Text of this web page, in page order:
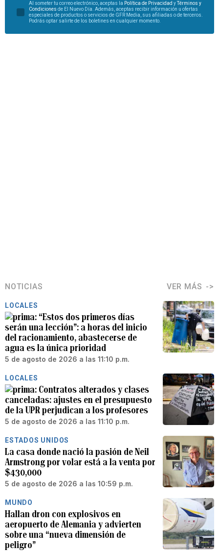
Al someter tu correo electrónico, aceptas la Política de Privacidad yTérminos y
Condiciones de El Nuevo Día. Además, aceptas recibir información u ofertas
especiales de productos o servicios de GFR Media, sus afiliadas o de terceros.
Podrás optar salirte de los boletines en cualquier momento.
NOTICIAS VER MÁS
LOCALES
“Estos dos primeros días
serán una lección”: a horas del inicio
del racionamiento, abastecerse de
agua es la única prioridad
5 de agosto de 2026 a las 11:10 p.m.
LOCALES
Contratos alterados y clases
canceladas: ajustes en el presupuesto
de la UPR perjudican a los profesores
5 de agosto de 2026 a las 11:10 p.m.
ESTADOS UNIDOS
La casa donde nació la pasión de Neil
Armstrong por volar está a la venta por
$430,000
5 de agosto de 2026 a las 10:59 p.m.
MUNDO
Hallan dron con explosivos en
aeropuerto de Alemania y advierten
sobre una “nueva dimensión de
peligro”